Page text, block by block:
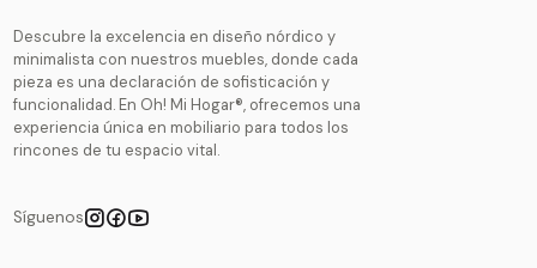
Descubre la excelencia en diseño nórdico y
minimalista con nuestros muebles, donde cada
pieza es una declaración de sofisticación y
funcionalidad. En Oh! Mi Hogar®, ofrecemos una
experiencia única en mobiliario para todos los
rincones de tu espacio vital.
Síguenos